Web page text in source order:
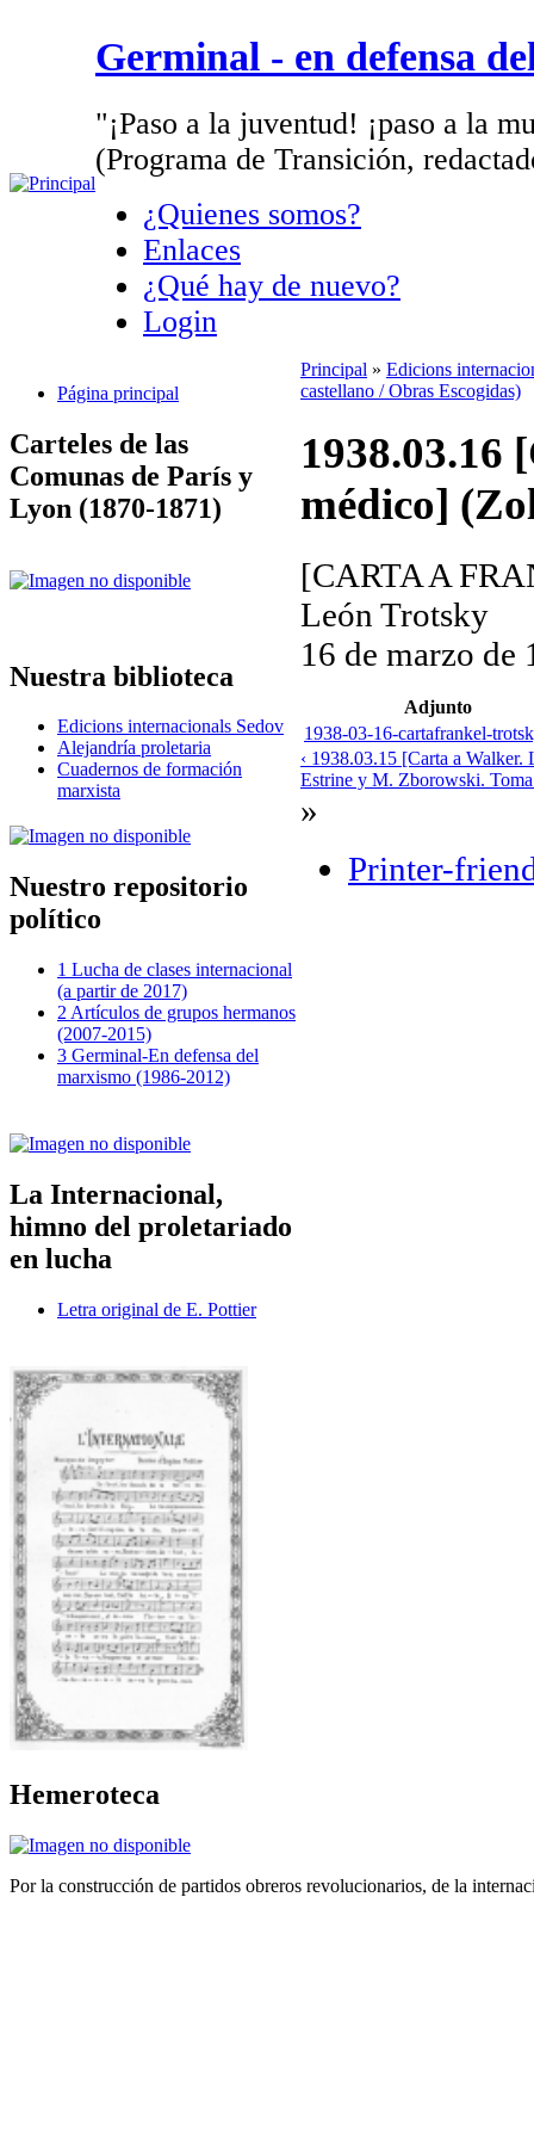
Germinal - en defensa
"¡Paso a la juventud! ¡paso a la
(Programa de Transición,
¿Quienes somos?
Enlaces
¿Qué hay de nuevo?
Login
Página principal
Carteles de las
Comunas de París y
Lyon (1870-1871)
Nuestra biblioteca
Edicions internacionals Sedov
Alejandría proletaria
Cuadernos de formación
marxista
Nuestro repositorio
político
1 Lucha de clases internacional
(a partir de 2017)
2 Artículos de grupos hermanos
(2007-2015)
3 Germinal-En defensa del
marxismo (1986-2012)
La Internacional,
himno del proletariado
en lucha
Letra original de E. Pottier
Hemeroteca
Principal » Edicions
castellano / Obras Escogidas)
1938.03.16
médico]
[CARTA A
León Trotsky
16 de marzo de
Adjunto
1938-03-16-cartafrankel-
‹ 1938.03.15 [Carta a
Estrine y M. Zborowski.
»
Printer-
Por la construcción de partidos obreros revolucionarios, de la